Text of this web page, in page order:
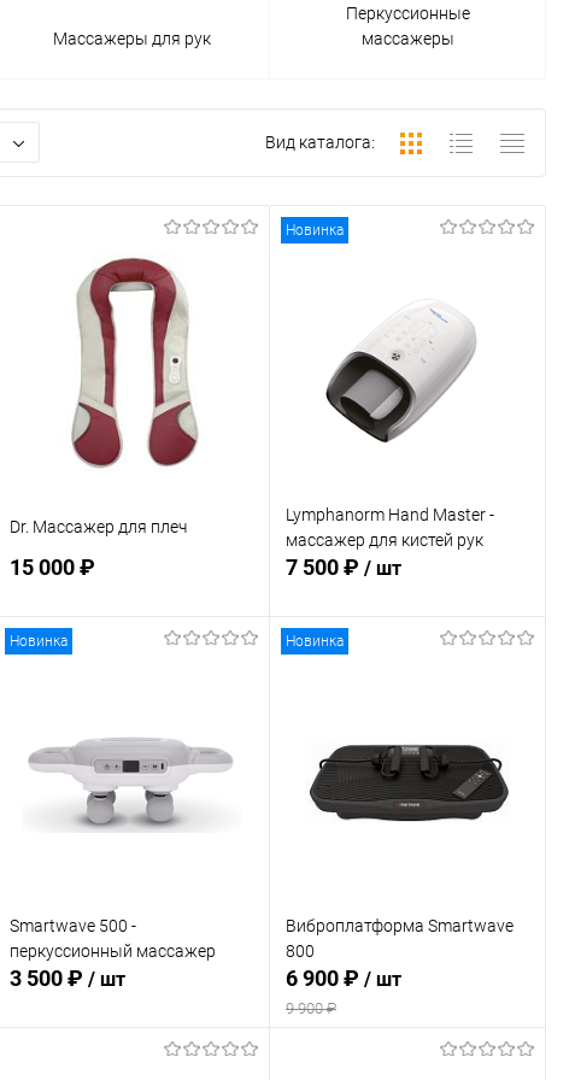
Массажеры для рук
Перкуссионные
массажеры
Вид каталога:
Dr. Массажер для плеч
15 000 ₽
Недоступно
Новинка
Lymphanorm Hand Master -
массажер для кистей рук
7 500 ₽ / шт
Новинка
Smartwave 500 -
перкуссионный массажер
3 500 ₽ / шт
Новинка
Виброплатформа Smartwave
800
6 900 ₽ / шт
9 900 ₽